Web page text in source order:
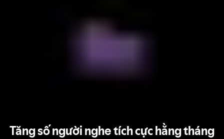
Tăng số người nghe tích cực hằng tháng